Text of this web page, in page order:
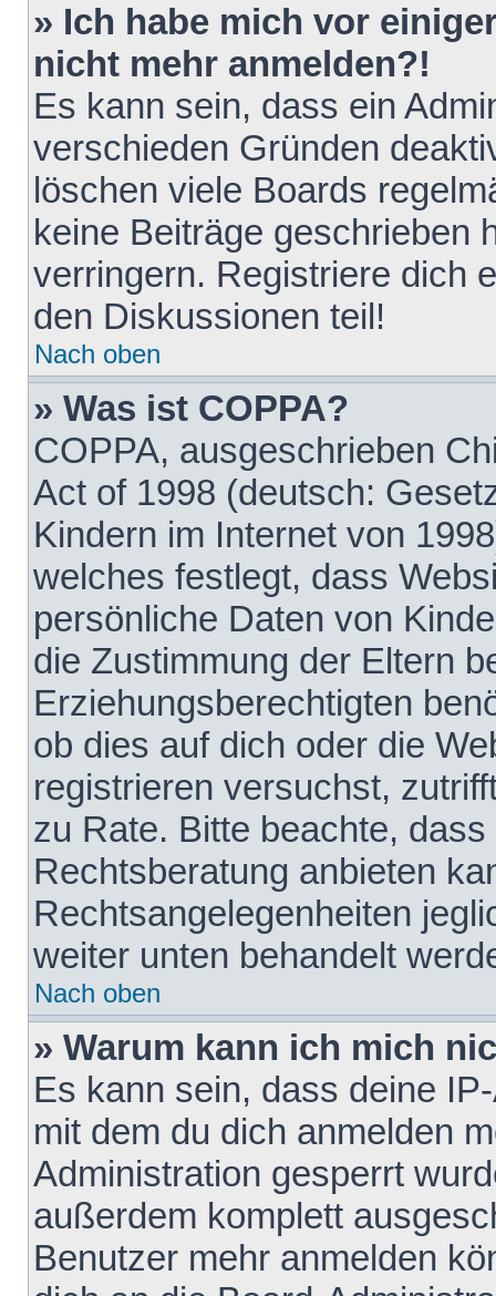
» Ich habe mich vor
nicht mehr anmelden?!
Es kann sein, dass ein
verschieden Gründen
löschen viele Boards
keine Beiträge geschrieben
verringern. Registriere dich
den Diskussionen teil!
Nach oben
» Was ist COPPA?
COPPA, ausgeschrieben
Act of 1998 (deutsch:
Kindern im Internet von
welches festlegt, dass
persönliche Daten von
die Zustimmung der Eltern
Erziehungsberechtigten
ob dies auf dich oder die
registrieren versuchst,
zu Rate. Bitte beachte,
Rechtsberatung anbieten
Rechtsangelegenheiten
weiter unten behandelt
Nach oben
» Warum kann ich mich
Es kann sein, dass deine
mit dem du dich anmelden
Administration gesperrt
außerdem komplett
Benutzer mehr anmelden